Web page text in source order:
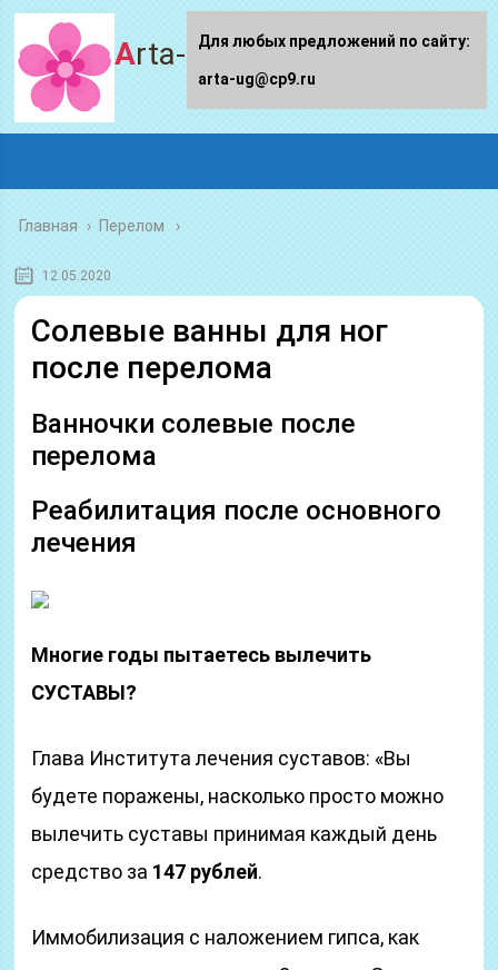
Arta-ug.ru
Главная › Перелом
12.05.2020
Солевые ванны для ног
после перелома
Ванночки солевые после
перелома
Реабилитация после основного
лечения
Многие годы пытаетесь вылечить
СУСТАВЫ?
Глава Института лечения суставов: «Вы
будете поражены, насколько просто можно
вылечить суставы принимая каждый день
средство за 147 рублей.
Иммобилизация с наложением гипса, как
Для любых предложений по сайту:
arta-ug@cp9.ru